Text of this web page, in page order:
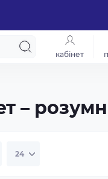
кабінет
–